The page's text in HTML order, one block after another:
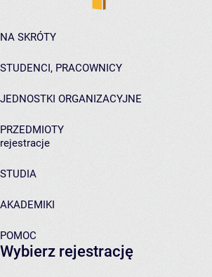
NA SKRÓTY
STUDENCI, PRACOWNICY
JEDNOSTKI ORGANIZACYJNE
PRZEDMIOTY
rejestracje
STUDIA
AKADEMIKI
POMOC
Wybierz rejestrację